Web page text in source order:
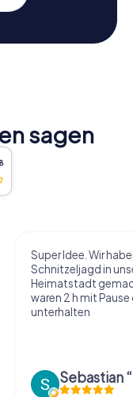
sagen
Super Idee. Wir
Schnitzeljagd in
Heimatstadt
waren 2 h mit
unterhalten